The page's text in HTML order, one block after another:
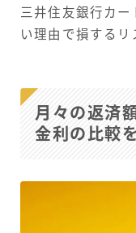
三井住友銀行カ
い理由で損するリ
月々の返済
金利の比較を